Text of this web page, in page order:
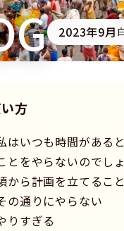
2023年9月
方
はいつも時間がある
とをやらないのでし
から計画を立てるこ
の通りにやらない
りすぎる